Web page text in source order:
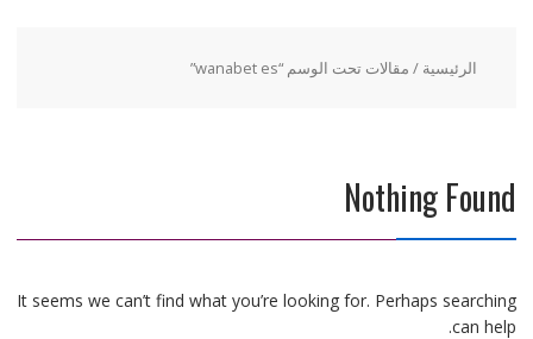
الرئيسية / مقالات تحت الوسم “wanabet es”
Nothing Found
It seems we can’t find what you’re looking for. Perhaps searching
can help.